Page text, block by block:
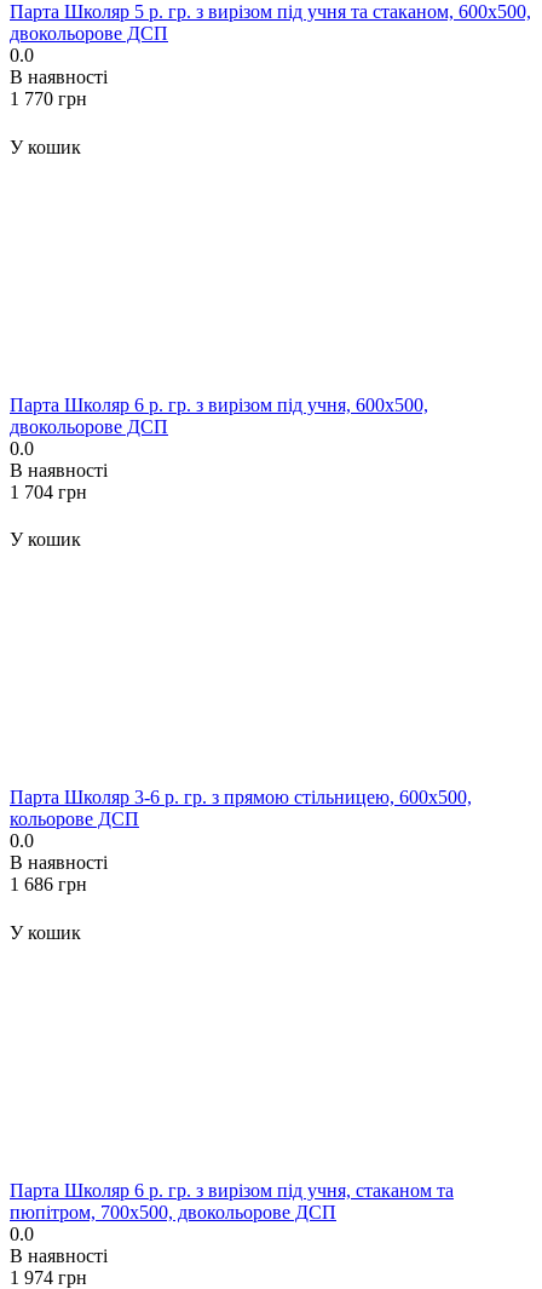
Парта Школяр 5 р. гр. з вирізом під учня та стаканом, 600x500,
двокольорове ДСП
0.0
В наявності
‍1 770‍ грн
У кошик
Парта Школяр 6 р. гр. з вирізом під учня, 600x500,
двокольорове ДСП
0.0
В наявності
‍1 704‍ грн
У кошик
Парта Школяр 3-6 р. гр. з прямою стільницею, 600x500,
кольорове ДСП
0.0
В наявності
‍1 686‍ грн
У кошик
Парта Школяр 6 р. гр. з вирізом під учня, стаканом та
пюпітром, 700x500, двокольорове ДСП
0.0
В наявності
‍1 974‍ грн